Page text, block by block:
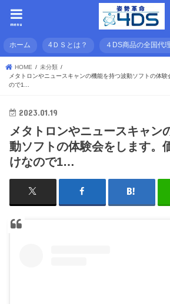
menu
ホーム 4ＤＳとは？ ４DS商品の全国代
HOME
未分類
メタトロンやニュースキャンの機能を持つ波動ソフトの体
ので1...
2023.01.19
メタトロンやニュースキャン
動ソフトの体験会をします。
けなので1…